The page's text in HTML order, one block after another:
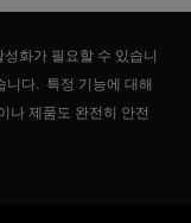
화가 필요할 수 있습니
니다. 특정 기능에 대해
나 제품도 완전히 안전